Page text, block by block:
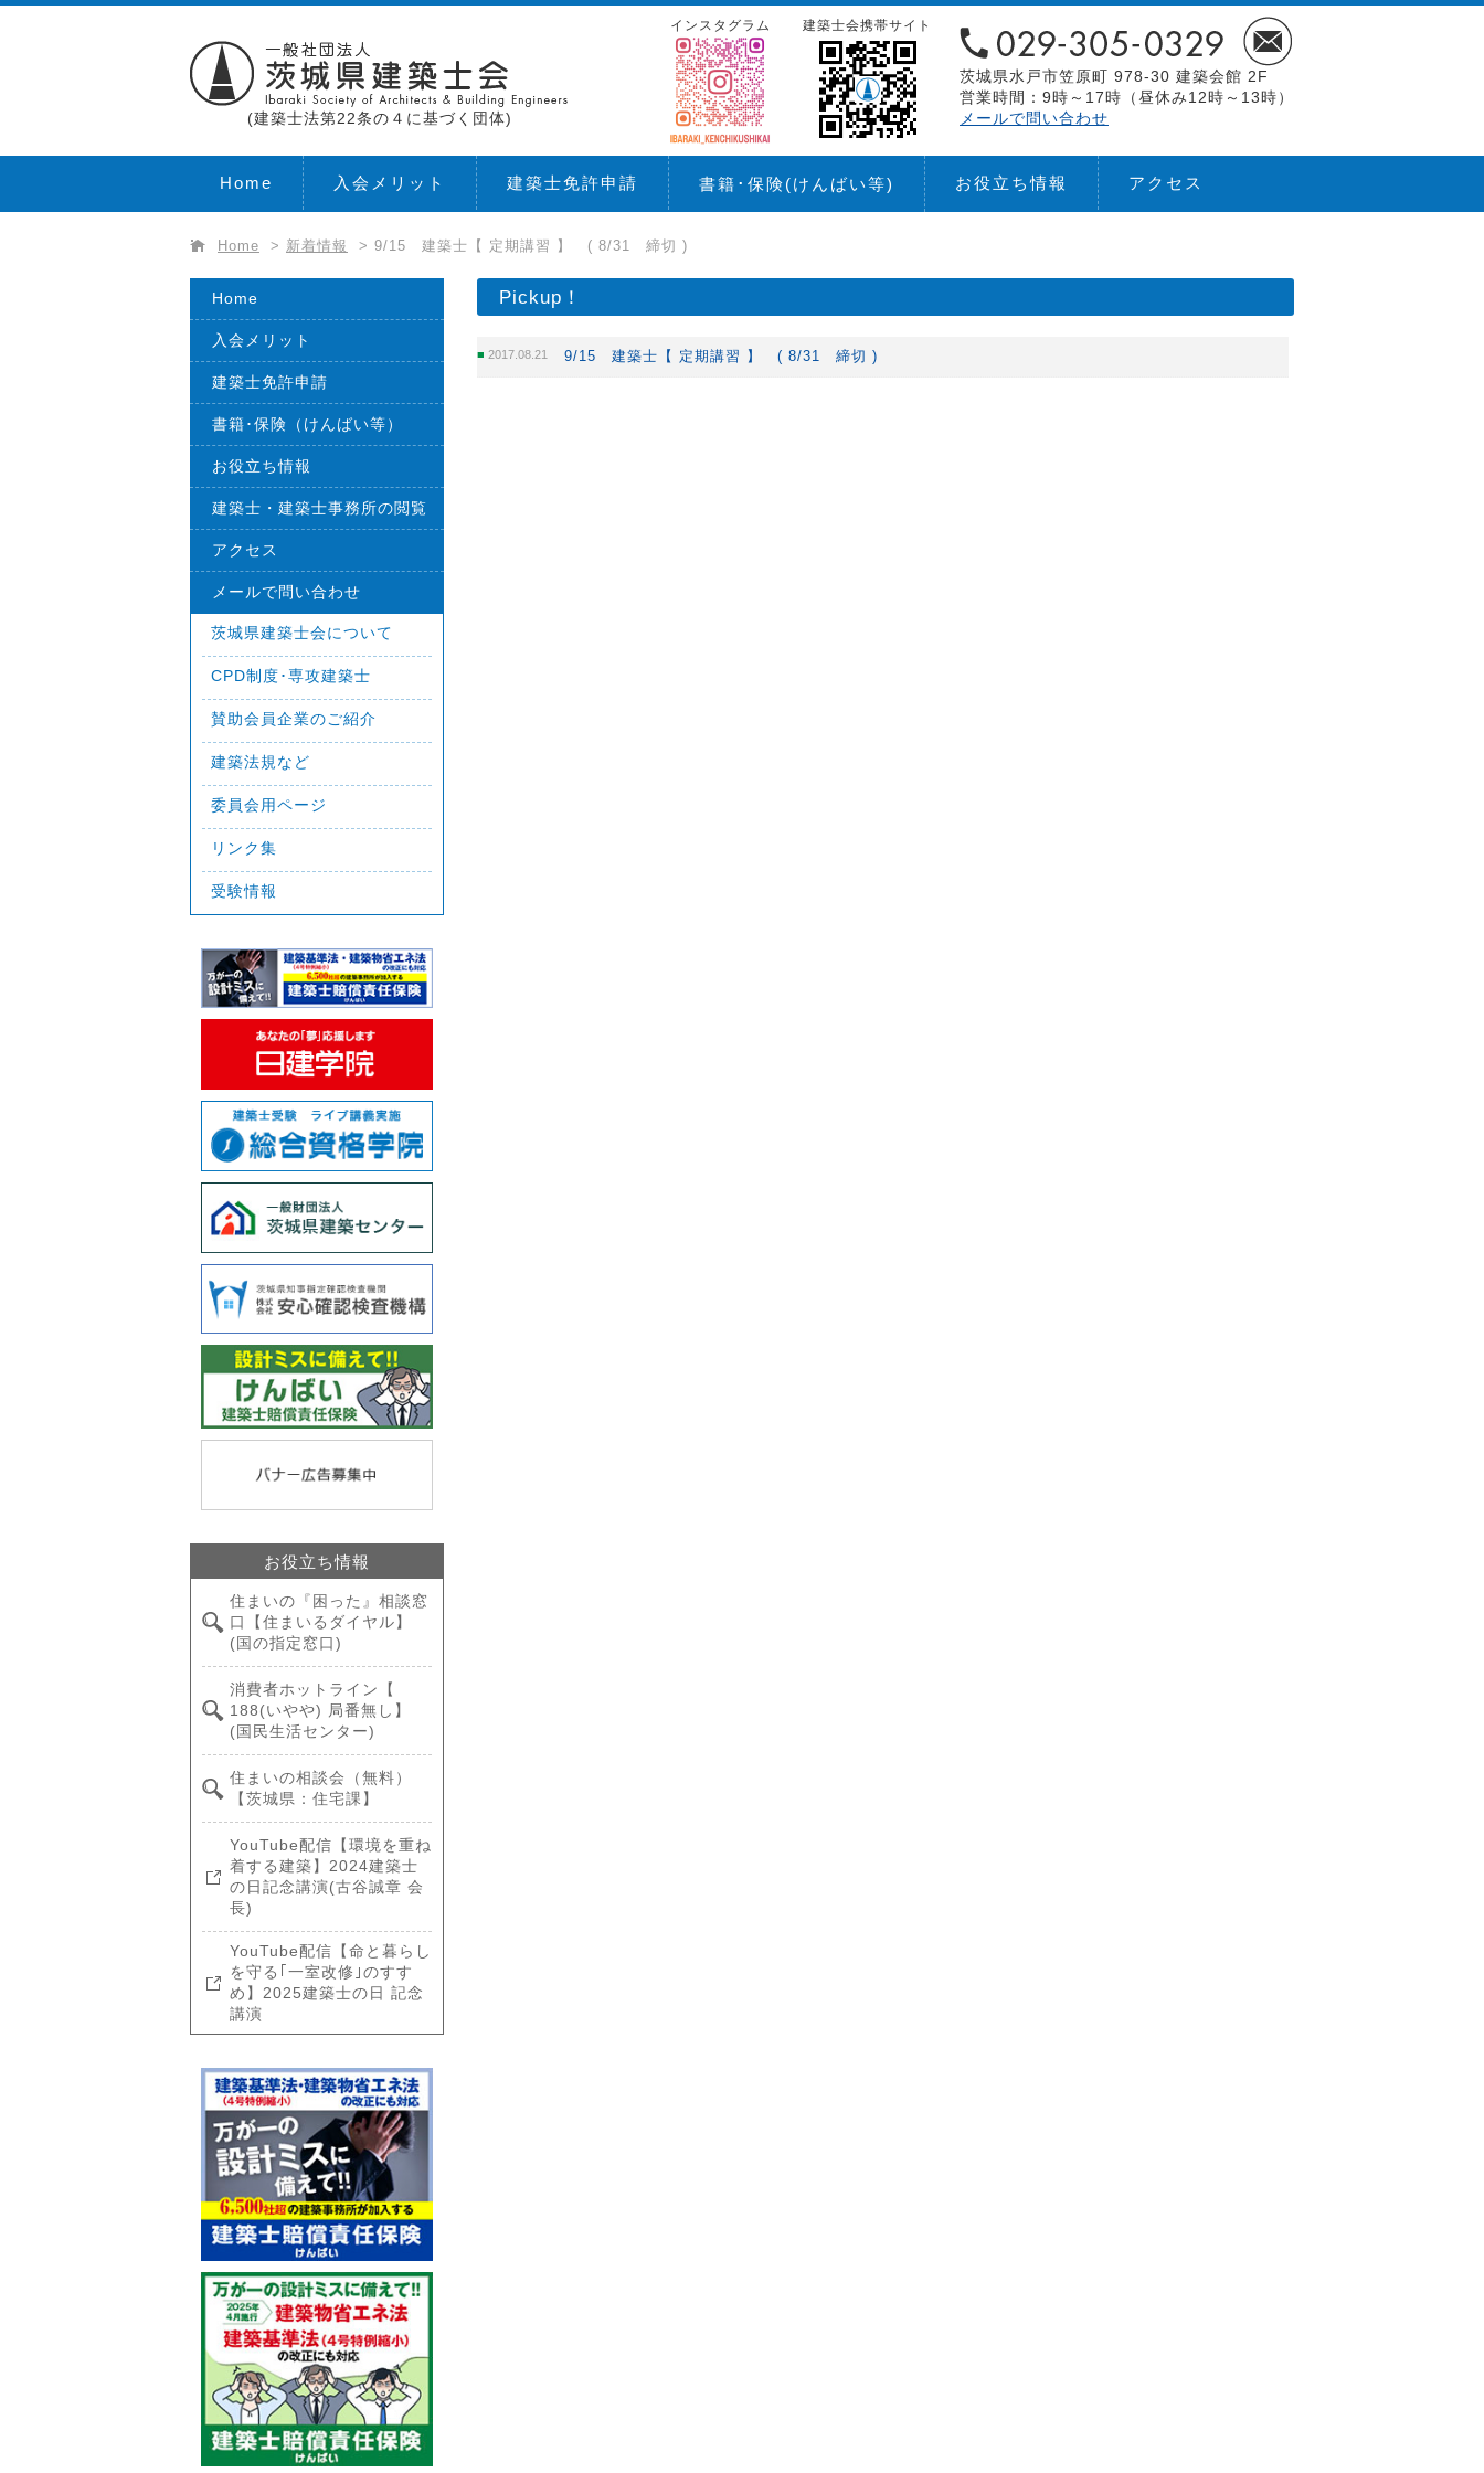
(建築士法第22条の４に基づく団体)
茨城県水戸市笠原町 978-30 建築会館 2F
営業時間：9時～17時（昼休み12時～13時）
メールで問い合わせ
建築士会携帯サイト
インスタグラム
Home 入会メリット 建築士免許申請 書籍･保険(けんばい等) お役立ち情報 アクセス
Home > 新着情報 > 9/15 建築士【 定期講習 】 ( 8/31 締切 )
Pickup！
2017.08.21 9/15 建築士【 定期講習 】 ( 8/31 締切 )
Home
入会メリット
建築士免許申請
書籍･保険（けんばい等）
お役立ち情報
建築士・建築士事務所の閲覧
アクセス
メールで問い合わせ
茨城県建築士会について
CPD制度･専攻建築士
賛助会員企業のご紹介
建築法規など
委員会用ページ
リンク集
受験情報
お役立ち情報
住まいの『困った』相談窓
口【住まいるダイヤル】
(国の指定窓口)
消費者ホットライン【
188(いやや) 局番無し】
(国民生活センター)
住まいの相談会（無料）
【茨城県：住宅課】
YouTube配信【環境を重ね
着する建築】2024建築士
の日記念講演(古谷誠章 会
長)
YouTube配信【命と暮らし
を守る｢一室改修｣のすす
め】2025建築士の日 記念
講演